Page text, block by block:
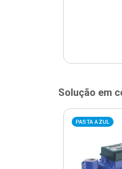
Solução em
PASTA AZUL